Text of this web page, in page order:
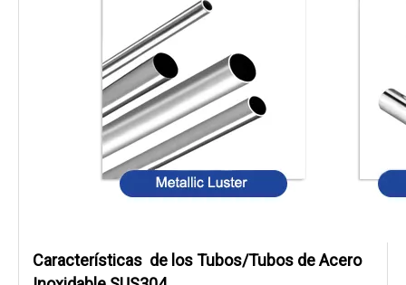
Características de los Tubos/Tubos de Acero